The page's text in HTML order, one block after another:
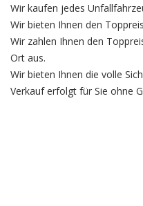
Wir kaufen jedes
Wir bieten Ihnen den
Wir zahlen Ihnen den
Ort aus.
Wir bieten Ihnen die volle
Verkauf erfolgt für Sie ohne